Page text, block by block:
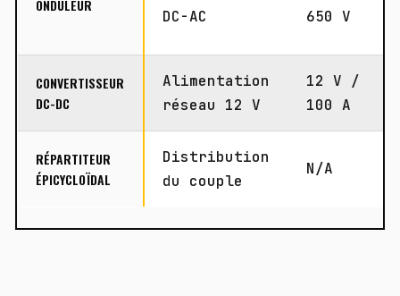
ONDULEUR
DC-AC
650 V
CONVERTISSEUR
DC-DC
Alimentation
réseau 12 V
12 V /
100 A
RÉPARTITEUR
ÉPICYCLOÏDAL
Distribution
du couple
N/A